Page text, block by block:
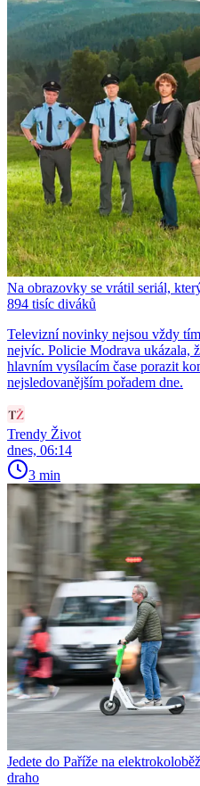
Na obrazovky se vrátil seriál,
894 tisíc diváků
Televizní novinky nejsou vždy
nejvíc. Policie Modrava ukázala,
hlavním vysílacím čase porazit
nejsledovanějším pořadem dne.
Trendy Život
dnes, 06:14
3 min
Jedete do Paříže na
draho